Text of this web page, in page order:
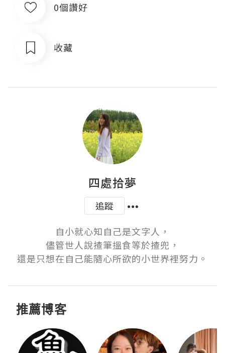
0個讚好
收藏
四處拾夢
追蹤
自小就心知自己是文字人，
儘管世人說揸筆搵食等於揸兜，
還是只想在自己能隨心所欲的小世界裡努力。
推薦博客